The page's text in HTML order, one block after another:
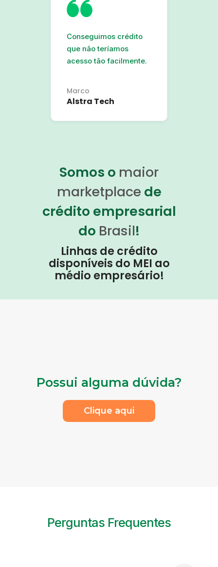
Conseguimos crédito
que não teríamos
acesso tão facilmente.
Marco
Alstra Tech
Somos o maior
marketplace de
crédito empresarial
do Brasil!
Linhas de crédito
disponíveis do MEI ao
médio empresário!
Possui alguma dúvida?
Clique aqui
Perguntas Frequentes